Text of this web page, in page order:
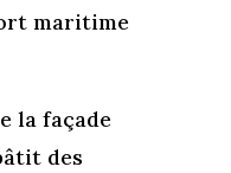
maritime
la façade
des